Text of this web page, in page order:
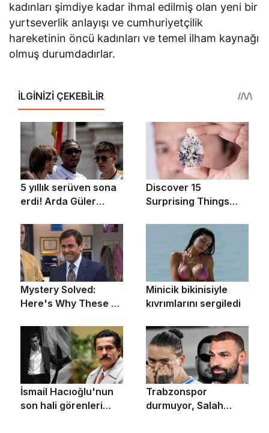
kadınları şimdiye kadar ihmal edilmiş olan yeni bir
yurtseverlik anlayışı ve cumhuriyetçilik
hareketinin öncü kadınları ve temel ilham kaynağı
olmuş durumdadırlar.